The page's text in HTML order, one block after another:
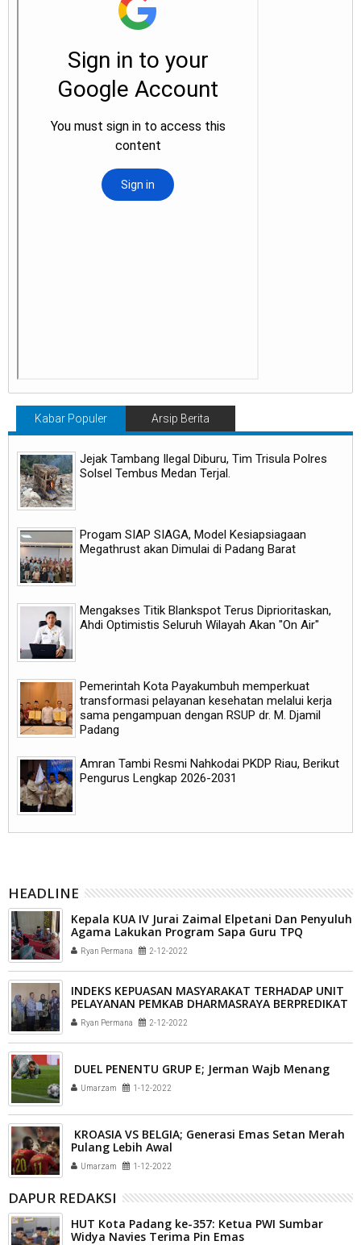
Kabar Populer Arsip Berita
Jejak Tambang Ilegal Diburu, Tim Trisula Polres
Solsel Tembus Medan Terjal.
Progam SIAP SIAGA, Model Kesiapsiagaan
Megathrust akan Dimulai di Padang Barat
Mengakses Titik Blankspot Terus Diprioritaskan,
Ahdi Optimistis Seluruh Wilayah Akan "On Air"
Pemerintah Kota Payakumbuh memperkuat
transformasi pelayanan kesehatan melalui kerja
sama pengampuan dengan RSUP dr. M. Djamil
Padang
Amran Tambi Resmi Nahkodai PKDP Riau, Berikut
Pengurus Lengkap 2026-2031
HEADLINE
Kepala KUA IV Jurai Zaimal Elpetani Dan Penyuluh
Agama Lakukan Program Sapa Guru TPQ
Ryan Permana 2-12-2022
INDEKS KEPUASAN MASYARAKAT TERHADAP UNIT
PELAYANAN PEMKAB DHARMASRAYA BERPREDIKAT
“BAIK”
Ryan Permana 2-12-2022
DUEL PENENTU GRUP E; Jerman Wajb Menang
Umarzam 1-12-2022
KROASIA VS BELGIA; Generasi Emas Setan Merah
Pulang Lebih Awal
Umarzam 1-12-2022
DAPUR REDAKSI
HUT Kota Padang ke-357: Ketua PWI Sumbar
Widya Navies Terima Pin Emas